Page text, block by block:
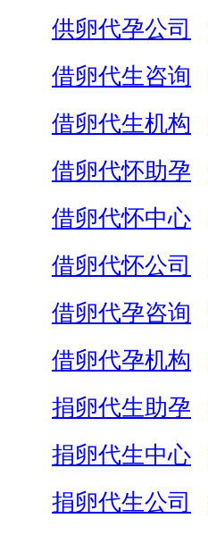
供卵代孕公司
借卵代生咨询
借卵代生机构
借卵代怀助孕
借卵代怀中心
借卵代怀公司
借卵代孕咨询
借卵代孕机构
捐卵代生助孕
捐卵代生中心
捐卵代生公司